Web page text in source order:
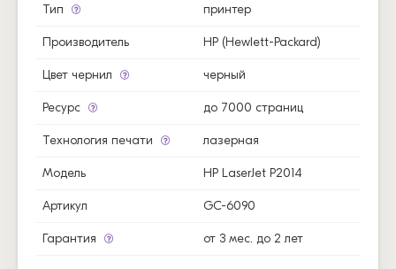
Тип принтер
Производитель HP (Hewlett-Packard)
Цвет чернил черный
Ресурс до 7000 страниц
Технология печати лазерная
Модель HP LaserJet P2014
Артикул GC-6090
Гарантия от 3 мес. до 2 лет